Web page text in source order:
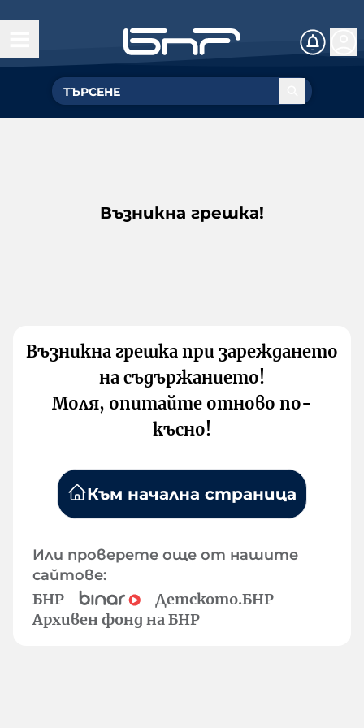
Възникна грешка!
Възникна грешка при зареждането
на съдържанието!
Моля, опитайте отново по-
късно!
Към начална страница
Или проверете още от нашите
сайтове:
БНР
Детското.БНР
Архивен фонд на БНР